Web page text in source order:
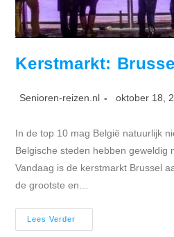
Kerstmarkt:
Bericht
Senioren-reizen.nl
Bericht
oktober 18,
In de top 10 mag België natuurlijk
Belgische steden hebben geweldig
Vandaag is de kerstmarkt Brussel
de grootste en…
Lees Verder
Brussel